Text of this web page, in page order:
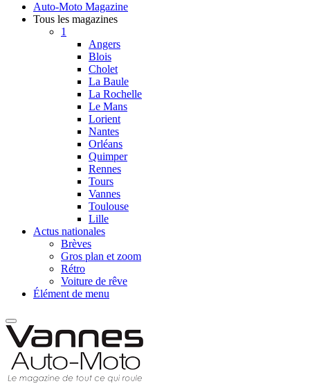
Auto-Moto Magazine
Tous les magazines
1
Angers
Blois
Cholet
La Baule
La Rochelle
Le Mans
Lorient
Nantes
Orléans
Quimper
Rennes
Tours
Vannes
Toulouse
Lille
Actus nationales
Brèves
Gros plan et zoom
Rétro
Voiture de rêve
Élément de menu